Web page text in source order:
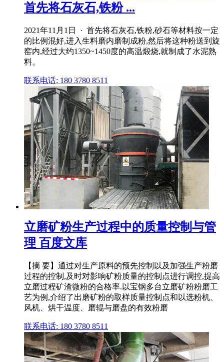
首先将石灰石,铁粉 ...
2021年11月1日 · 首先将石灰石,铁粉,砂石等材料按一定
的比例混好,进入生料磨内磨制成粉,然后将这种粉送到旋
窑内,经过大约1350~1450度的高温煅烧,就制成了水泥熟
料。
联系电话: 180 3780 8511
立磨矿粉生产过程中的质量控制与管
理 百度文库
【摘 要】通过对生产原料的预先控制以及加强生产粉磨
过程的控制,及时对影响矿粉质量的控制点进行调控,提高
立磨过程矿渣微粉的合格率.以宝钢多台立磨矿粉粉磨工
艺为例,介绍了出磨矿粉的取样质量控制点和以选粉机、
风机、烘干温度、磨辊与磨盘的有效粉磨
联系电话: 180 3780 8511